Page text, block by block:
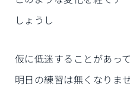
しょうし
仮に低迷することがあっ
明日の練習は無くなりませ